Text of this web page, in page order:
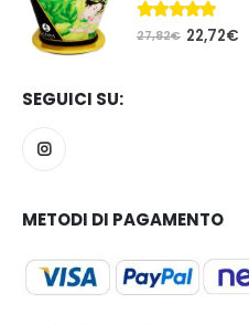
5.00Su 5
27,82€ 22,72€
SEGUICI SU:
METODI DI PAGAMENTO